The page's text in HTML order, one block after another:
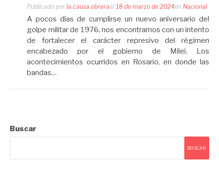
Publicado por la.causa.obrerael 18 de marzo de 2024en Nacional
A pocos días de cumplirse un nuevo aniversario del
golpe militar de 1976, nos encontramos con un intento
de fortalecer el carácter represivo del régimen
encabezado por el gobierno de Milei. Los
acontecimientos ocurridos en Rosario, en donde las
bandas…
Buscar
BUSCAR